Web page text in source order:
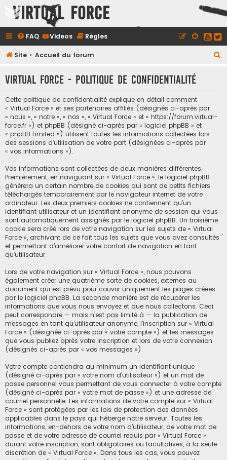
Virtual Force
FAQ Videos Règles
Site Accueil du forum
h
Virtual Force - Politique de confidentialité
Cette politique de confidentialité explique en détail comment
« Virtual Force » et ses partenaires affiliés (désignés ci-après par
« nous », « notre », « nos », « Virtual Force » et « https://forum.virtual-
force.fr ») et phpBB (désigné ci-après par « logiciel phpBB » et
« phpBB Limited ») utilisent toutes les informations collectées lors
des sessions d’utilisation de votre part (désignées ci-après par
« vos informations »).
Vos informations sont collectées de deux manières différentes.
Premièrement, en naviguant sur « Virtual Force », le logiciel phpBB
génèrera un certain nombre de cookies qui sont de petits fichiers
téléchargés temporairement par le navigateur internet de votre
ordinateur. Les deux premiers cookies ne contiennent qu’un
identifiant utilisateur et un identifiant anonyme de session qui vous
sont automatiquement assignés par le logiciel phpBB. Un troisième
cookie sera créé lors de votre navigation sur les sujets de « Virtual
Force », archivant de ce fait tous les sujets que vous avez consultés
et permettant d’améliorer votre confort de navigation en tant
qu’utilisateur.
Lors de votre navigation sur « Virtual Force », nous pouvons
également créer une quatrième sorte de cookies, externes au
document qui est prévu pour couvrir uniquement les pages créées
par le logiciel phpBB. La seconde manière est de récupérer les
informations que vous nous envoyez et que nous collectons. Ceci
peut correspondre — mais n’est pas limité à — la publication de
messages en tant qu’utilisateur anonyme, l’inscription sur « Virtual
Force » (désignée ci-après par « votre compte ») et les messages
que vous publiez après votre inscription et lors de votre connexion
(désignés ci-après par « vos messages »).
Votre compte contiendra au minimum un identifiant unique
(désigné ci-après par « votre nom d’utilisateur ») et un mot de
passe personnel vous permettant de vous connecter à votre compte
(désigné ci-après par « votre mot de passe ») et une adresse de
courriel personnelle. Les informations de votre compte sur « Virtual
Force » sont protégées par les lois de protection des données
applicables dans le pays qui héberge notre serveur. Toutes les
informations, en-dehors de votre nom d’utilisateur, de votre mot de
passe et de votre adresse de courriel requis par « Virtual Force »
durant votre inscription, sont obligatoires ou facultatives, à la seule
discrétion de « Virtual Force ». Dans tous les cas, vous pouvez